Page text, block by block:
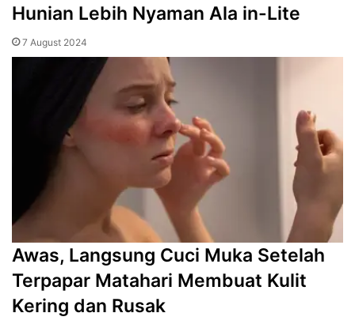
Hunian Lebih Nyaman Ala in-Lite
7 August 2024
Awas, Langsung Cuci Muka Setelah
Terpapar Matahari Membuat Kulit
Kering dan Rusak